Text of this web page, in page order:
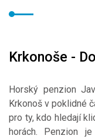
Krkonoše -
Horský penzion
Krkonoš v poklidné
pro ty, kdo hledají
horách. Penzion